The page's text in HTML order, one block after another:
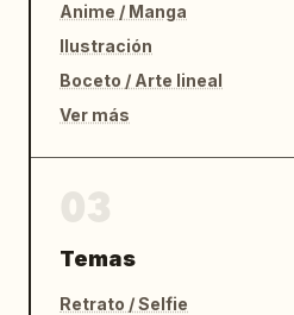
Anime / Manga
Ilustración
Boceto / Arte lineal
Ver más
Temas
Retrato / Selfie